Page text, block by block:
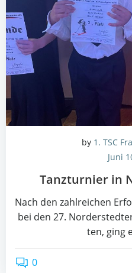
by 1. TSC
Juni
Tanz­tur­nier in
Nach den zahl­rei­chen
bei den 27.
ten, ging
0